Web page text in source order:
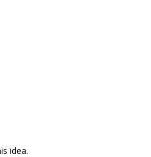
idea.